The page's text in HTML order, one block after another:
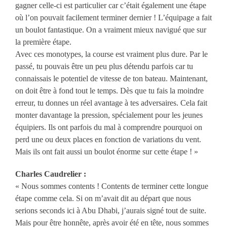
gagner celle-ci est particulier car c’était également une étape
où l’on pouvait facilement terminer dernier ! L’équipage a fait
un boulot fantastique. On a vraiment mieux navigué que sur
la première étape.
Avec ces monotypes, la course est vraiment plus dure. Par le
passé, tu pouvais être un peu plus détendu parfois car tu
connaissais le potentiel de vitesse de ton bateau. Maintenant,
on doit être à fond tout le temps. Dès que tu fais la moindre
erreur, tu donnes un réel avantage à tes adversaires. Cela fait
monter davantage la pression, spécialement pour les jeunes
équipiers. Ils ont parfois du mal à comprendre pourquoi on
perd une ou deux places en fonction de variations du vent.
Mais ils ont fait aussi un boulot énorme sur cette étape ! »
Charles Caudrelier :
« Nous sommes contents ! Contents de terminer cette longue
étape comme cela. Si on m’avait dit au départ que nous
serions seconds ici à Abu Dhabi, j’aurais signé tout de suite.
Mais pour être honnête, après avoir été en tête, nous sommes